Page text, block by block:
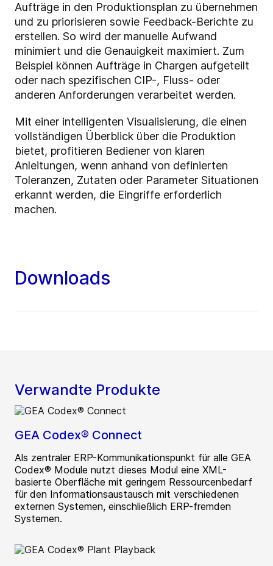
Aufträge in den Produktionsplan zu übernehmen
und zu priorisieren sowie Feedback-Berichte zu
erstellen. So wird der manuelle Aufwand
minimiert und die Genauigkeit maximiert. Zum
Beispiel können Aufträge in Chargen aufgeteilt
oder nach spezifischen CIP-, Fluss- oder
anderen Anforderungen verarbeitet werden.
Mit einer intelligenten Visualisierung, die einen
vollständigen Überblick über die Produktion
bietet, profitieren Bediener von klaren
Anleitungen, wenn anhand von definierten
Toleranzen, Zutaten oder Parameter Situationen
erkannt werden, die Eingriffe erforderlich
machen.
Downloads
Verwandte Produkte
GEA Codex® Connect
Als zentraler ERP-Kommunikationspunkt für alle GEA
Codex® Module nutzt dieses Modul eine XML-
basierte Oberfläche mit geringem Ressourcenbedarf
für den Informationsaustausch mit verschiedenen
externen Systemen, einschließlich ERP-fremden
Systemen.